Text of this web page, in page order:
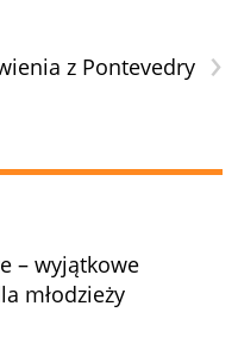
›
z Pontevedry
– wyjątkowe
młodzieży